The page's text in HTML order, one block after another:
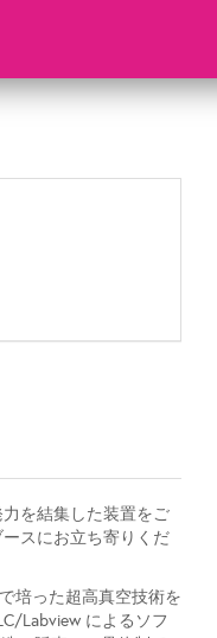
を結集した装置をご
スにお立ち寄りくだ
培った超高真空技術を
Labview によるソフ